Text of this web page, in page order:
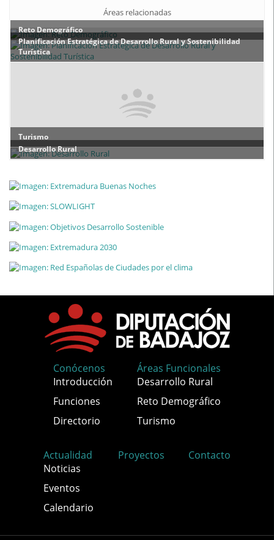
Áreas relacionadas
Reto Demográfico
Planificación Estratégica de Desarrollo Rural y Sostenibilidad
Turística
Turismo
Desarrollo Rural
Conócenos
Introducción
Funciones
Directorio
Áreas Funcionales
Desarrollo Rural
Reto Demográfico
Turismo
Actualidad
Noticias
Eventos
Calendario
Proyectos Contacto